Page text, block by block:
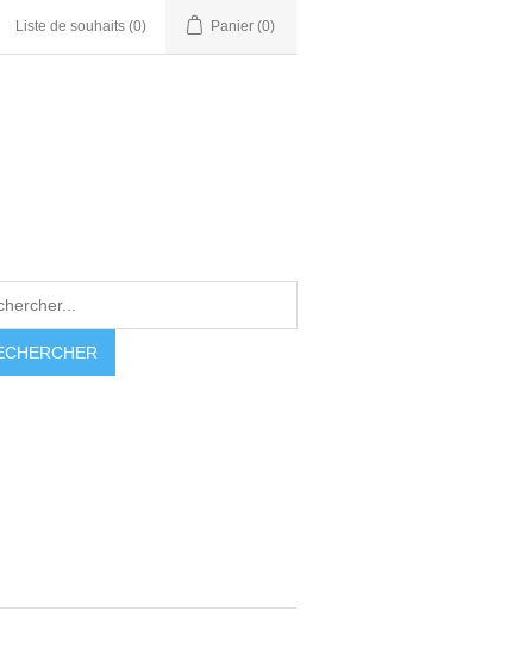
Liste de souhaits (0) Panier (0)